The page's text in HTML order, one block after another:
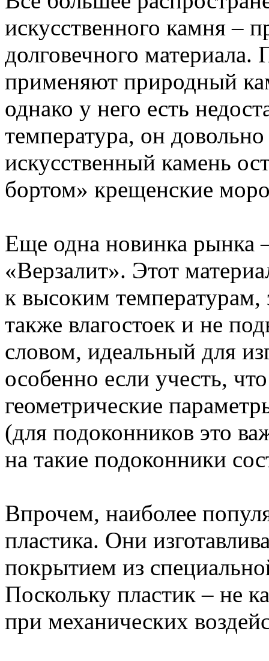
искусственного камня –
долговечного
применяют природный
однако у него есть
температура, он
искусственный камень
бортом» крещенские
Еще одна новинка рынка
«Верзалит». Этот
к высоким температурам,
также влагостоек и не
словом, идеальный для
особенно если учесть,
геометрические
(для подоконников это
на такие подоконники
Впрочем, наиболее
пластика. Они
покрытием из
Поскольку пластик – не
при механических